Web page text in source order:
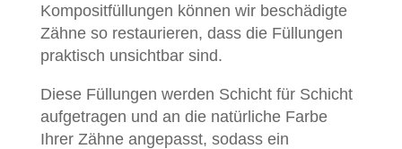
Kompositfüllungen können wir beschädigte
Zähne so restaurieren, dass die Füllungen
praktisch unsichtbar sind.
Diese Füllungen werden Schicht für Schicht
aufgetragen und an die natürliche Farbe
Ihrer Zähne angepasst, sodass ein